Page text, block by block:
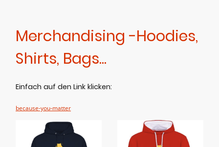
Merchandising -Hoodies,
Shirts, Bags...
Einfach auf den Link klicken:
because-you-matter